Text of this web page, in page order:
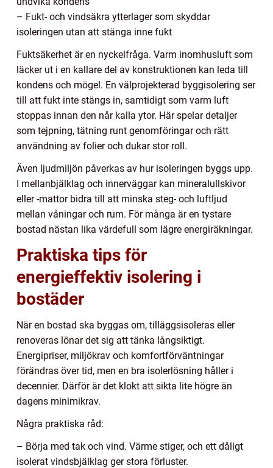
– Fukt- och vindsäkra ytterlager som skyddar
isoleringen utan att stänga inne fukt
Fuktsäkerhet är en nyckelfråga. Varm inomhusluft som
läcker ut i en kallare del av konstruktionen kan leda till
kondens och mögel. En välprojekterad byggisolering ser
till att fukt inte stängs in, samtidigt som varm luft
stoppas innan den når kalla ytor. Här spelar detaljer
som tejpning, tätning runt genomföringar och rätt
användning av folier och dukar stor roll.
Även ljudmiljön påverkas av hur isoleringen byggs upp.
I mellanbjälklag och innerväggar kan mineralullskivor
eller -mattor bidra till att minska steg- och luftljud
mellan våningar och rum. För många är en tystare
bostad nästan lika värdefull som lägre energiräkningar.
Praktiska tips för
energieffektiv isolering i
bostäder
När en bostad ska byggas om, tilläggsisoleras eller
renoveras lönar det sig att tänka långsiktigt.
Energipriser, miljökrav och komfortförväntningar
förändras över tid, men en bra isolerlösning håller i
decennier. Därför är det klokt att sikta lite högre än
dagens minimikrav.
Några praktiska råd:
– Börja med tak och vind. Värme stiger, och ett dåligt
isolerat vindsbjälklag ger stora förluster.